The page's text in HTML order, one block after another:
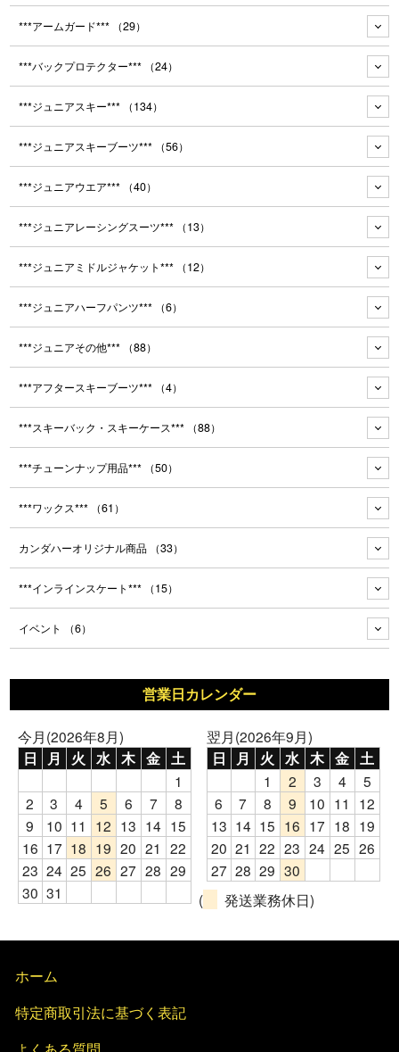
***アームガード*** （29）
***バックプロテクター*** （24）
***ジュニアスキー*** （134）
***ジュニアスキーブーツ*** （56）
***ジュニアウエア*** （40）
***ジュニアレーシングスーツ*** （13）
***ジュニアミドルジャケット*** （12）
***ジュニアハーフパンツ*** （6）
***ジュニアその他*** （88）
***アフタースキーブーツ*** （4）
***スキーバック・スキーケース*** （88）
***チューンナップ用品*** （50）
***ワックス*** （61）
カンダハーオリジナル商品 （33）
***インラインスケート*** （15）
イベント （6）
営業日カレンダー
今月(2026年8月)
日 月 火 水 木 金 土
1
2
3 4 5 6 7
8
9
10 11 12 13 14 15
16 17 18 19 20 21 22
23 24 25 26 27 28 29
30 31
翌月(2026年9月)
日 月 火 水 木 金 土
1 2 3 4
5
6
7 8 9 10 11
12
13 14 15 16 17 18 19
20 21 22 23 24 25 26
27 28 29 30
(
発送業務休日)
ホーム
特定商取引法に基づく表記